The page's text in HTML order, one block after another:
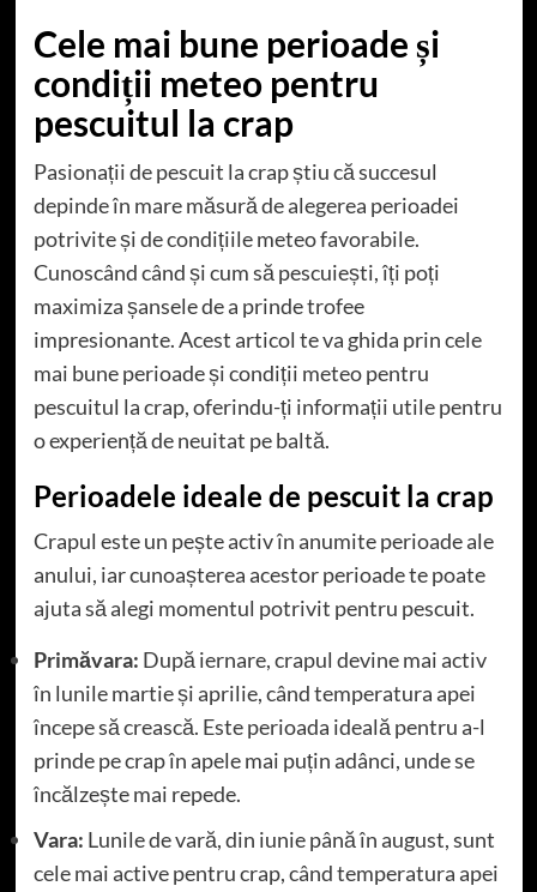
Cele mai bune perioade și
condiții meteo pentru
pescuitul la crap
Pasionații de pescuit la crap știu că succesul
depinde în mare măsură de alegerea perioadei
potrivite și de condițiile meteo favorabile.
Cunoscând când și cum să pescuiești, îți poți
maximiza șansele de a prinde trofee
impresionante. Acest articol te va ghida prin cele
mai bune perioade și condiții meteo pentru
pescuitul la crap, oferindu-ți informații utile pentru
o experiență de neuitat pe baltă.
Perioadele ideale de pescuit la crap
Crapul este un pește activ în anumite perioade ale
anului, iar cunoașterea acestor perioade te poate
ajuta să alegi momentul potrivit pentru pescuit.
Primăvara: După iernare, crapul devine mai activ
în lunile martie și aprilie, când temperatura apei
începe să crească. Este perioada ideală pentru a-l
prinde pe crap în apele mai puțin adânci, unde se
încălzește mai repede.
Vara: Lunile de vară, din iunie până în august, sunt
cele mai active pentru crap, când temperatura apei